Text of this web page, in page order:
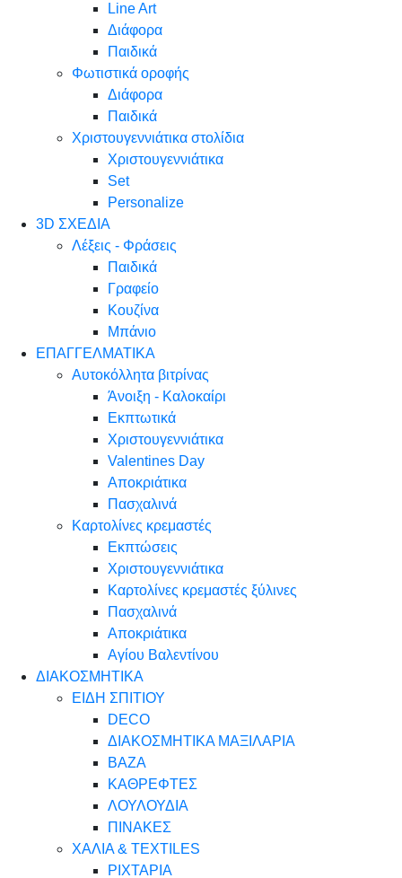
Line Art
Διάφορα
Παιδικά
Φωτιστικά οροφής
Διάφορα
Παιδικά
Χριστουγεννιάτικα στολίδια
Χριστουγεννιάτικα
Set
Personalize
3D ΣΧΕΔΙΑ
Λέξεις - Φράσεις
Παιδικά
Γραφείο
Κουζίνα
Μπάνιο
ΕΠΑΓΓΕΛΜΑΤΙΚΑ
Αυτοκόλλητα βιτρίνας
Άνοιξη - Καλοκαίρι
Εκπτωτικά
Χριστουγεννιάτικα
Valentines Day
Αποκριάτικα
Πασχαλινά
Καρτολίνες κρεμαστές
Εκπτώσεις
Χριστουγεννιάτικα
Καρτολίνες κρεμαστές ξύλινες
Πασχαλινά
Αποκριάτικα
Αγίου Βαλεντίνου
ΔΙΑΚΟΣΜΗΤΙΚΑ
ΕΙΔΗ ΣΠΙΤΙΟΥ
DECO
ΔΙΑΚΟΣΜΗΤΙΚΑ ΜΑΞΙΛΑΡΙΑ
ΒΑΖΑ
ΚΑΘΡΕΦΤΕΣ
ΛΟΥΛΟΥΔΙΑ
ΠΙΝΑΚΕΣ
ΧΑΛΙΑ & TEXTILES
ΡΙΧΤΑΡΙΑ